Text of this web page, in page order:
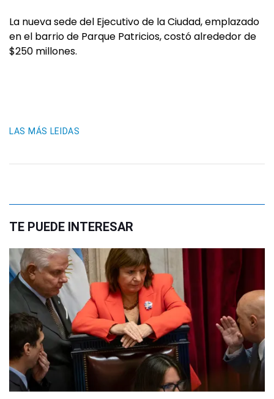
La nueva sede del Ejecutivo de la Ciudad, emplazado
en el barrio de Parque Patricios, costó alrededor de
$250 millones.
LAS MÁS LEIDAS
TE PUEDE INTERESAR